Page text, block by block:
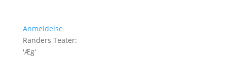
Anmeldelse
Randers Teater:
'Æg'